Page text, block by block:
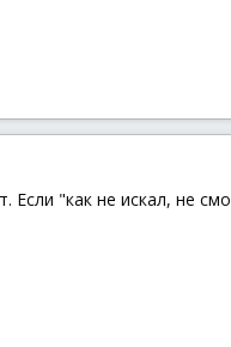
"как не искал, не